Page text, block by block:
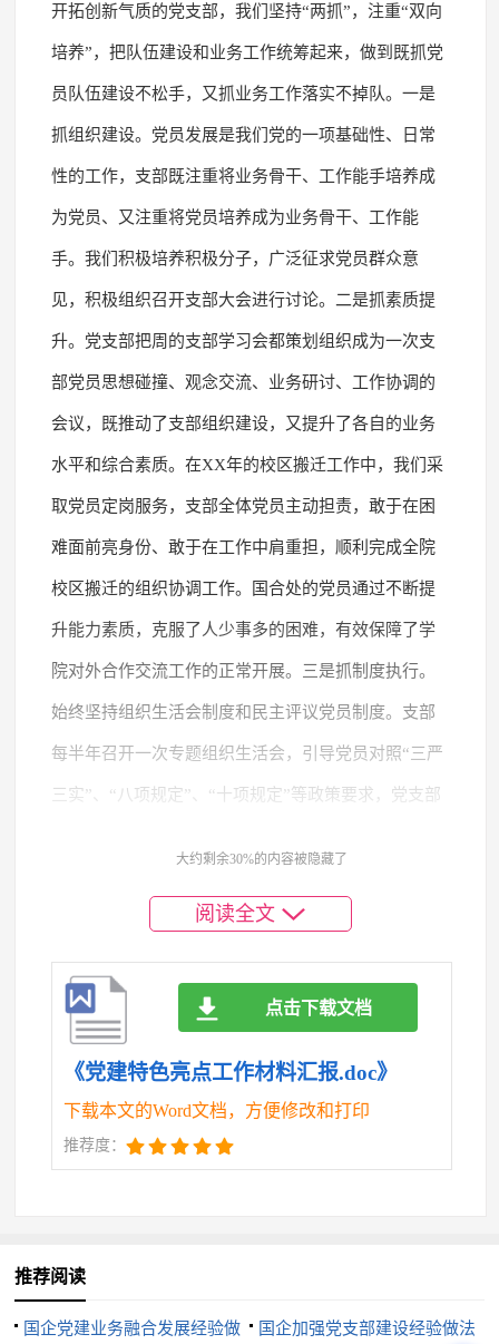
开拓创新气质的党支部，我们坚持“两抓”，注重“双向
培养”，把队伍建设和业务工作统筹起来，做到既抓党
员队伍建设不松手，又抓业务工作落实不掉队。一是
抓组织建设。党员发展是我们党的一项基础性、日常
性的工作，支部既注重将业务骨干、工作能手培养成
为党员、又注重将党员培养成为业务骨干、工作能
手。我们积极培养积极分子，广泛征求党员群众意
见，积极组织召开支部大会进行讨论。二是抓素质提
升。党支部把周的支部学习会都策划组织成为一次支
部党员思想碰撞、观念交流、业务研讨、工作协调的
会议，既推动了支部组织建设，又提升了各自的业务
水平和综合素质。在XX年的校区搬迁工作中，我们采
取党员定岗服务，支部全体党员主动担责，敢于在困
难面前亮身份、敢于在工作中肩重担，顺利完成全院
校区搬迁的组织协调工作。国合处的党员通过不断提
升能力素质，克服了人少事多的困难，有效保障了学
院对外合作交流工作的正常开展。三是抓制度执行。
始终坚持组织生活会制度和民主评议党员制度。支部
每半年召开一次专题组织生活会，引导党员对照“三严
三实”、“八项规定”、“十项规定”等政策要求，党支部
事氛围
作风好坏关系工作成败、关系我们事业的兴衰。
第四党支部始终将作风建设作为党建工作的关键来
抓，高度重视支部的氛围营造，注重支部政治生态的
建设。一是主动服务。我们进一步转变职能，强化服
良好形象。在去年的“迎新”期间，支部组织全体党员
当好“迎新”志愿者，积极对接各二级学院“迎新”工作
大约剩余30%的内容被隐藏了
阅读全文
《党建特色亮点工作材料汇报.doc》
下载本文的Word文档，方便修改和打印
推荐度：
点击下载文档
推荐阅读
国企党建业务融合发展经验做 国企加强党支部建设经验做法